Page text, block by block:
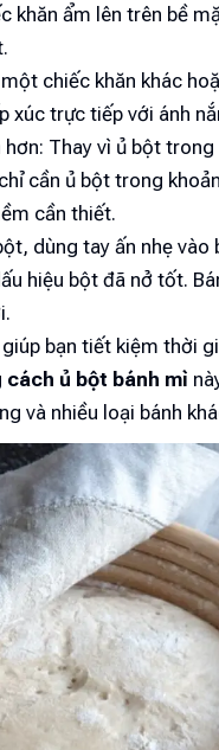
khăn ẩm lên trên bề
chiếc khăn khác
xúc trực tiếp với ánh
Thay vì ủ bột
cần ủ bột trong
cần thiết.
dùng tay ấn nhẹ
hiệu bột đã nở tốt.
giúp bạn tiết kiệm thời
cách ủ bột bánh mì
và nhiều loại bánh